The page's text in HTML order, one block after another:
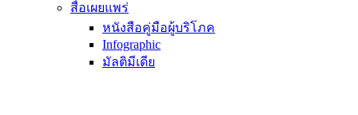
สื่อเผยแพร่
หนังสือคู่มือผู้บริโภค
Infographic
มัลติมีเดีย